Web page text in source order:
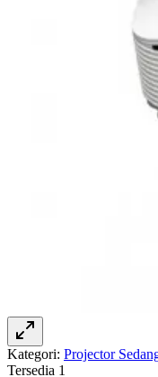
Kategori: Projector
Tersedia 1